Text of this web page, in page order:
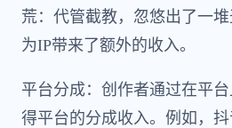
荒：代管截教，忽悠出了一堆
为IP带来了额外的收入。
平台分成：创作者通过在平
得平台的分成收入。例如，